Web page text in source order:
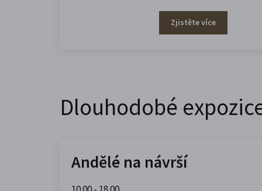
Zjistěte více
Dlouhodobé
Andělé na návrší